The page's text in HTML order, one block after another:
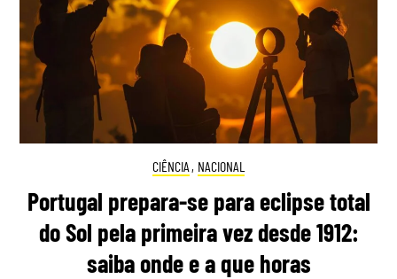
CIÊNCIA , NACIONAL
Portugal prepara-se para eclipse total
do Sol pela primeira vez desde 1912:
saiba onde e a que horas